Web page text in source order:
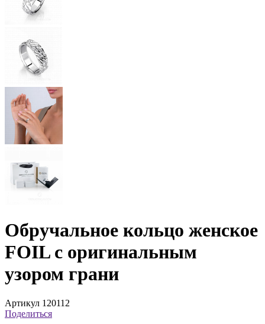
Обручальное кольцо женское
FOIL с оригинальным
узором грани
Артикул 120112
Поделиться